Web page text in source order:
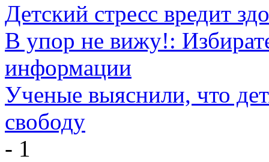
Детский стресс вредит
В упор не вижу!:
информации
Ученые выяснили, что
свободу
- 1